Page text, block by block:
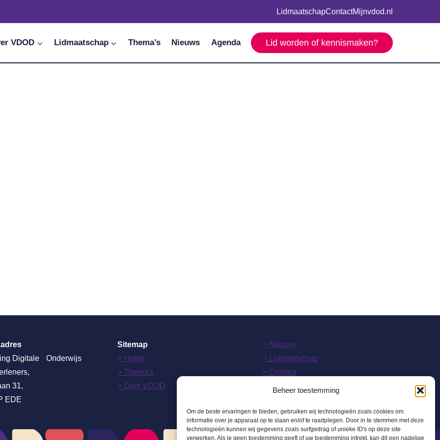
Beheer toestemming
Om de beste ervaringen te bieden, gebruiken wij technologieën zoals cookies om
informatie over je apparaat op te slaan en/of te raadplegen. Door in te stemmen met deze
technologieën kunnen wij gegevens zoals surfgedrag of unieke ID's op deze site
verwerken. Als je geen toestemming geeft of uw toestemming intrekt, kan dit een nadelige
LidmaatschapContactMijnvdod.nl
VDOD Lidmaatschap Thema’s Nieuws Agenda Lid worden of kennismaken?
Digitale Onderwijs
31,
EDE
Sitemap
> Home
> Thema's
> Over VDOD
> Nieuws
> Lidmaatschap
> Contact
> mijnvdod.nl